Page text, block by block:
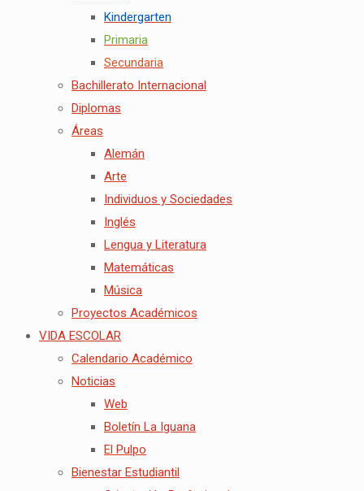
Kindergarten
Primaria
Secundaria
Bachillerato Internacional
Diplomas
Áreas
Alemán
Arte
Individuos y Sociedades
Inglés
Lengua y Literatura
Matemáticas
Música
Proyectos Académicos
VIDA ESCOLAR
Calendario Académico
Noticias
Web
Boletín La Iguana
El Pulpo
Bienestar Estudiantil